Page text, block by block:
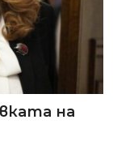
на